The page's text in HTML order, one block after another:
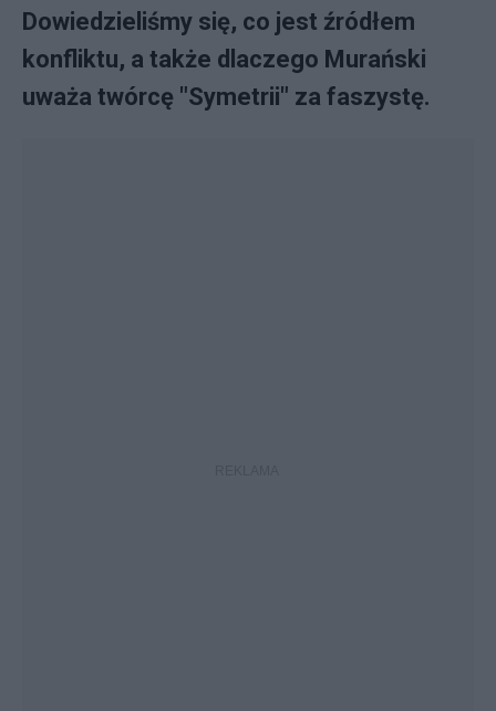
Dowiedzieliśmy się, co jest źródłem
konfliktu, a także dlaczego Murański
uważa twórcę "Symetrii" za faszystę.